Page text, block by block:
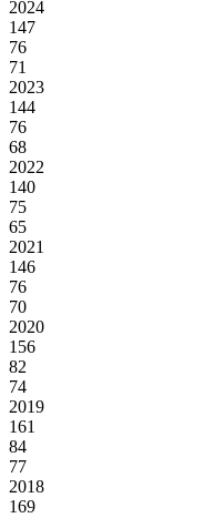
2024
147
76
71
2023
144
76
68
2022
140
75
65
2021
146
76
70
2020
156
82
74
2019
161
84
77
2018
169